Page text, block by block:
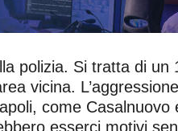
polizia. Si tratta di un
vicina.
come
esserci motivi